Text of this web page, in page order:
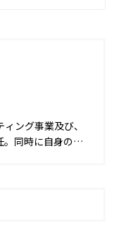
ング事業及び、
同時に自身のブ